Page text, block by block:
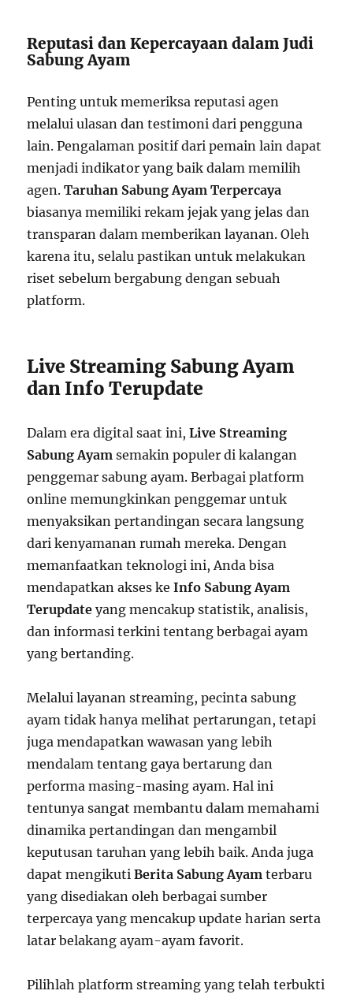
Reputasi dan Kepercayaan dalam Judi
Sabung Ayam
Penting untuk memeriksa reputasi agen
melalui ulasan dan testimoni dari pengguna
lain. Pengalaman positif dari pemain lain dapat
menjadi indikator yang baik dalam memilih
agen.Taruhan Sabung Ayam Terpercaya
biasanya memiliki rekam jejak yang jelas dan
transparan dalam memberikan layanan. Oleh
karena itu, selalu pastikan untuk melakukan
riset sebelum bergabung dengan sebuah
platform.
Live Streaming Sabung Ayam
dan Info Terupdate
Dalam era digital saat ini,Live Streaming
Sabung Ayam semakin populer di kalangan
penggemar sabung ayam. Berbagai platform
online memungkinkan penggemar untuk
menyaksikan pertandingan secara langsung
dari kenyamanan rumah mereka. Dengan
memanfaatkan teknologi ini, Anda bisa
mendapatkan akses keInfo Sabung Ayam
Terupdate yang mencakup statistik, analisis,
dan informasi terkini tentang berbagai ayam
yang bertanding.
Melalui layanan streaming, pecinta sabung
ayam tidak hanya melihat pertarungan, tetapi
juga mendapatkan wawasan yang lebih
mendalam tentang gaya bertarung dan
performa masing-masing ayam. Hal ini
tentunya sangat membantu dalam memahami
dinamika pertandingan dan mengambil
keputusan taruhan yang lebih baik. Anda juga
dapat mengikutiBerita Sabung Ayam terbaru
yang disediakan oleh berbagai sumber
terpercaya yang mencakup update harian serta
latar belakang ayam-ayam favorit.
Pilihlah platform streaming yang telah terbukti